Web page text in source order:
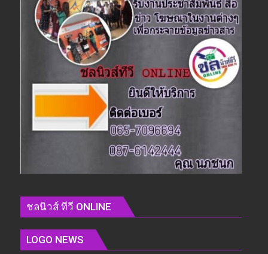
ชลนิวส์ ทีวี ONLINE
LOGO NEWS